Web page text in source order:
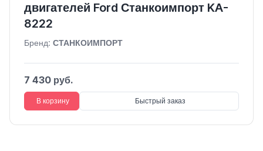
двигателей Ford Станкоимпорт KA-
8222
Бренд: СТАНКОИМПОРТ
7 430 руб.
В корзину Быстрый заказ